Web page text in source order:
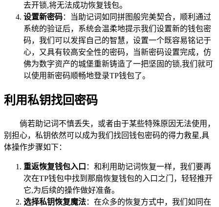
去开锁,将无法成功恢复钱包。
设置新密码：当助记词如同拼图般完美契合，顺利通过
系统的验证后，系统会温柔地提示我们设置新的钱包密
码，我们可以发挥自己的智慧，设置一个既容易铭记于
心，又具有较高安全性的密码，当新密码设置完成，仿
佛为数字资产的城堡重新铸造了一把坚固的锁,我们就可
以使用新密码顺畅地登录TP钱包了。
利用私钥找回密码
倘若助记词不慎丢失，或者由于某些特殊原因无法使用，
别担心，私钥依然可以成为我们找回钱包密码的得力救星,具
体操作步骤如下：
重返恢复钱包入口 ：和利用助记词恢复一样，我们要再
次在TP钱包中找到那扇恢复钱包的入口之门，轻轻推开
它,为后续的操作做好准备。
选择私钥恢复魔法：在众多的恢复方式中，我们如同在